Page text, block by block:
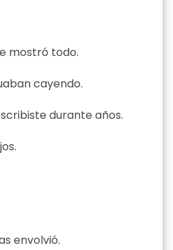
mostró todo.
cayendo.
durante años.
envolvió.